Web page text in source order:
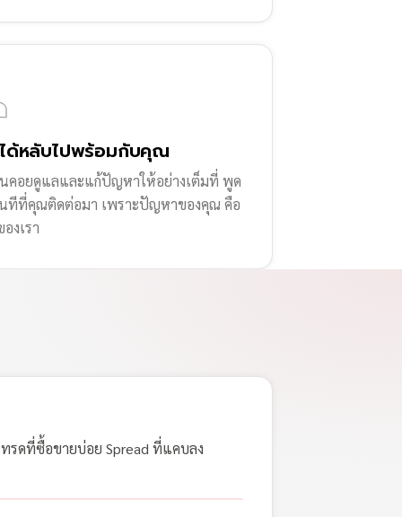
ได้หลับไปพร้อมกับคุณ
คอยดูแลและแก้ปัญหาให้อย่างเต็มที่ พูด
ทีที่คุณติดต่อมา เพราะปัญหาของคุณ คือ
งเรา
รดที่ซื้อขายบ่อย Spread ที่แคบลง